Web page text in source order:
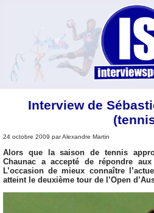
Interview de
24 octobre 2009 par Alexandre Martin
Alors que la saison de tennis
Chaunac a accepté de répondre aux
L’occasion de mieux connaître
atteint le deuxième tour de l’Open